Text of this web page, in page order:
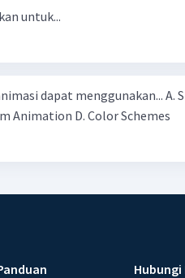
untuk...
dapat menggunakan... A. Slide
Template C.Custom Animation D. Color Schemes​
Hubungi